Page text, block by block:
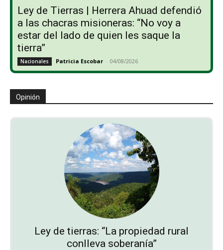
Ley de Tierras | Herrera Ahuad defendió
a las chacras misioneras: “No voy a
estar del lado de quien les saque la
tierra”
Nacionales Patricia Escobar - 04/08/2026
Opinión
Ley de tierras: “La propiedad rural
conlleva soberanía”